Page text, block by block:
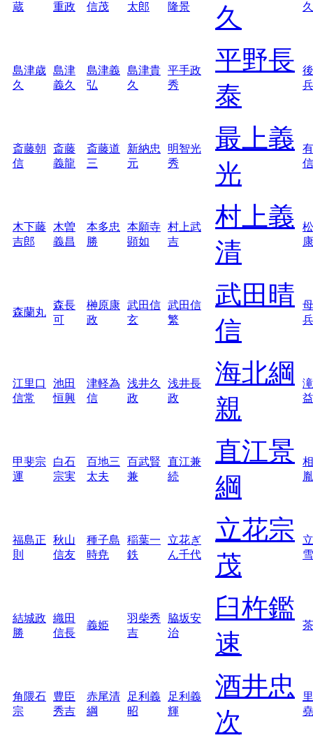
蔵
重政
信茂
太郎
隆景
久
久
島津歳
久
島津
義久
島津義
弘
島津貴
久
平手政
秀
平野長
泰
斎藤朝
信
斎藤
義龍
斎藤道
三
新納忠
元
明智光
秀
最上義
光
信
木下藤
吉郎
木曽
義昌
本多忠
勝
本願寺
顕如
村上武
吉
村上義
清
康
森蘭丸
森長
可
榊原康
政
武田信
玄
武田信
繁
武田晴
信
江里口
信常
池田
恒興
津軽為
信
浅井久
政
浅井長
政
海北綱
親
益
甲斐宗
運
白石
宗実
百地三
太夫
百武賢
兼
直江兼
続
直江景
綱
胤
福島正
則
秋山
信友
種子島
時尭
稲葉一
鉄
立花ぎ
ん千代
立花宗
茂
雪
結城政
勝
織田
信長
義姫
羽柴秀
吉
脇坂安
治
臼杵鑑
速
角隈石
宗
豊臣
秀吉
赤尾清
綱
足利義
昭
足利義
輝
酒井忠
次
堯